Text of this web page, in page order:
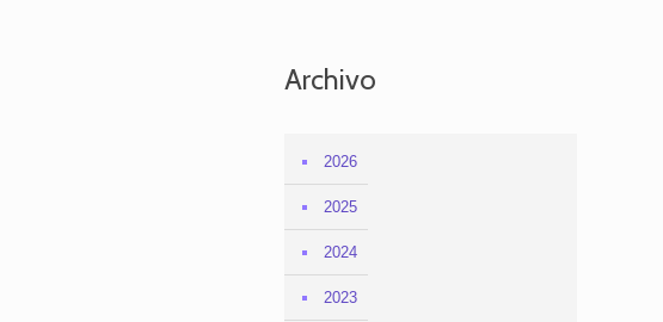
Archivo
2026
2025
2024
2023